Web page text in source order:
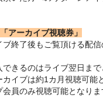
「アーカイブ視聴券」
終了後もご覧頂ける配
きるのはライブ翌日まで
イブは約1カ月視聴可能
会員のみ視聴可能となりま